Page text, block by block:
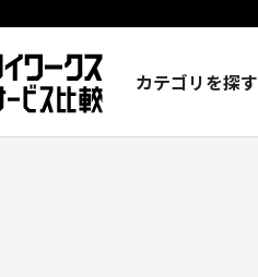
カテゴリを探す